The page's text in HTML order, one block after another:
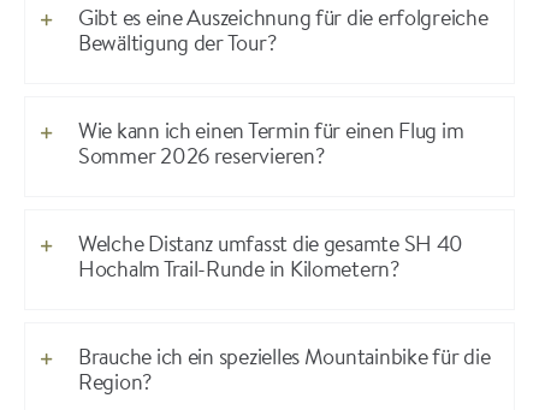
Gibt es eine Auszeichnung für die erfolgreiche
Bewältigung der Tour?
Wie kann ich einen Termin für einen Flug im
Sommer 2026 reservieren?
Welche Distanz umfasst die gesamte SH 40
Hochalm Trail-Runde in Kilometern?
Brauche ich ein spezielles Mountainbike für die
Region?